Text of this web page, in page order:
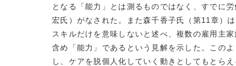
となる「能力」とは測るものではなく、すでに
宏氏）がなされた。また森千香子氏（第11章）
スキルだけを意味しないと述べ、複数の雇用主
含め「能力」であるという見解を示した。この
し、ケアを脱個人化していく動きとしてもとら